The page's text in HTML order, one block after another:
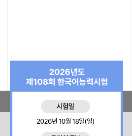
한국교육원 소개